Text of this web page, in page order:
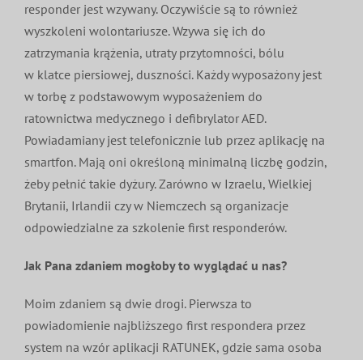
responder jest wzywany. Oczywiście są to również
wyszkoleni wolontariusze. Wzywa się ich do
zatrzymania krążenia, utraty przytomności, bólu
w klatce piersiowej, duszności. Każdy wyposażony jest
w torbę z podstawowym wyposażeniem do
ratownictwa medycznego i defibrylator AED.
Powiadamiany jest telefonicznie lub przez aplikację na
smartfon. Mają oni określoną minimalną liczbę godzin,
żeby pełnić takie dyżury. Zarówno w Izraelu, Wielkiej
Brytanii, Irlandii czy w Niemczech są organizacje
odpowiedzialne za szkolenie first responderów.
Jak Pana zdaniem mogłoby to wyglądać u nas?
Moim zdaniem są dwie drogi. Pierwsza to
powiadomienie najbliższego first respondera przez
system na wzór aplikacji RATUNEK, gdzie sama osoba